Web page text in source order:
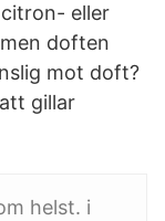
eller
doften
mot doft?
gillar
helst. i